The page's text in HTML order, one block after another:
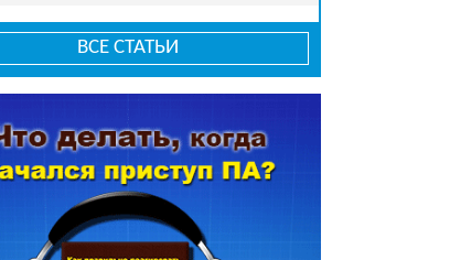
ВСЕ СТАТЬИ